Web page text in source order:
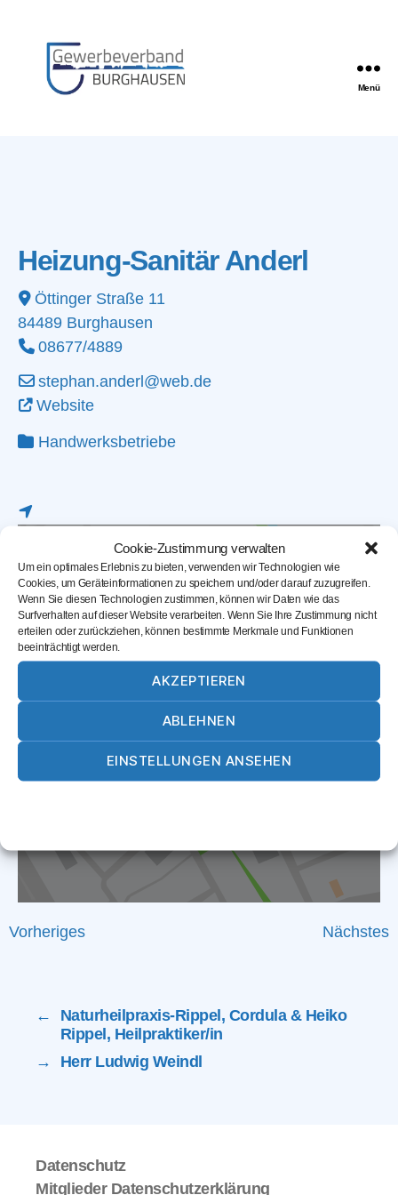
Cookie-Zustimmung verwalten
Um ein optimales Erlebnis zu bieten, verwenden wir Technologien wie
Cookies, um Geräteinformationen zu speichern und/oder darauf zuzugreifen.
Wenn Sie diesen Technologien zustimmen, können wir Daten wie das
Surfverhalten auf dieser Website verarbeiten. Wenn Sie Ihre Zustimmung nicht
erteilen oder zurückziehen, können bestimmte Merkmale und Funktionen
beeinträchtigt werden.
AKZEPTIEREN
ABLEHNEN
EINSTELLUNGEN ANSEHEN
Menü
Heizung-Sanitär Anderl
Öttinger Straße 11
84489 Burghausen
08677/4889
stephan.anderl@web.de
Website
Handwerksbetriebe
Vorheriges Nächstes
←
Naturheilpraxis-Rippel, Cordula & Heiko
Rippel, Heilpraktiker/in
→
Herr Ludwig Weindl
Datenschutz
Mitglieder Datenschutzerklärung